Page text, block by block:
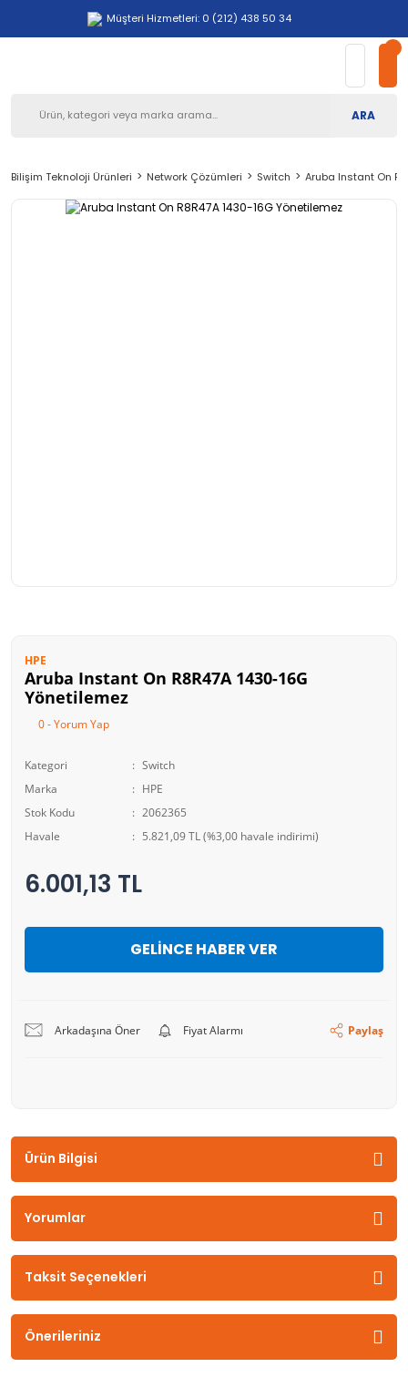
Müşteri Hizmetleri: 0 (212) 438 50 34
ARA
Bilişim Teknoloji Ürünleri Network Çözümleri Switch Aruba Instant On
HPE
Aruba Instant On R8R47A 1430-16G
Yönetilemez
0 - Yorum Yap
Kategori
Switch
Marka
HPE
Stok Kodu
2062365
Havale
5.821,09 TL (%3,00 havale indirimi)
6.001,13 TL
GELİNCE HABER VER
Arkadaşına Öner Fiyat Alarmı Paylaş
Ürün Bilgisi
Yorumlar
Taksit Seçenekleri
Önerileriniz